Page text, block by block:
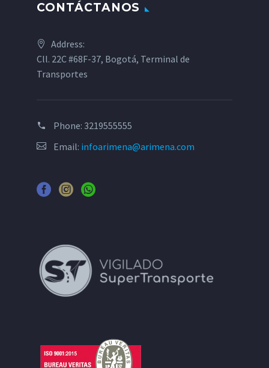
CONTÁCTANOS
Address:
Cll. 22C #68F-37, Bogotá, Terminal de
Transportes
Phone: 3219555555
Email: infoarimena@arimena.com